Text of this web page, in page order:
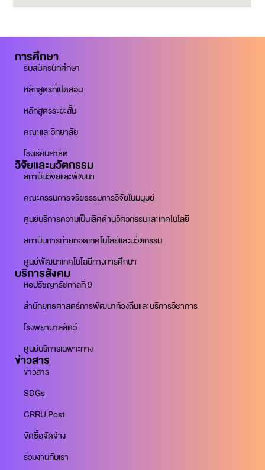
การศึกษา
รับสมัครนักศึกษา
หลักสูตรที่เปิดสอน
หลักสูตรระยะสั้น
คณะและวิทยาลัย
โรงเรียนสาธิต
วิจัยและนวัตกรรม
สถาบันวิจัยและพัฒนา
คณะกรรมการจริยธรรมการวิจัยในมนุษย์
ศูนย์บริการความเป็นเลิศด้านวิศวกรรมและเทคโนโลยี
สถาบันการถ่ายทอดเทคโนโลยีและนวัตกรรม
ศูนย์พัฒนาเทคโนโลยีทางการศึกษา
บริการสังคม
หอปรัชญารัชกาลที่ 9
สำนักยุทธศาสตร์การพัฒนาท้องถิ่นและบริการวิชาการ
โรงพยาบาลสัตว์
ศูนย์บริการเฉพาะทาง
ข่าวสาร
ข่าวสาร
SDGs
CRRU Post
จัดซื้อจัดจ้าง
ร่วมงานกับเรา